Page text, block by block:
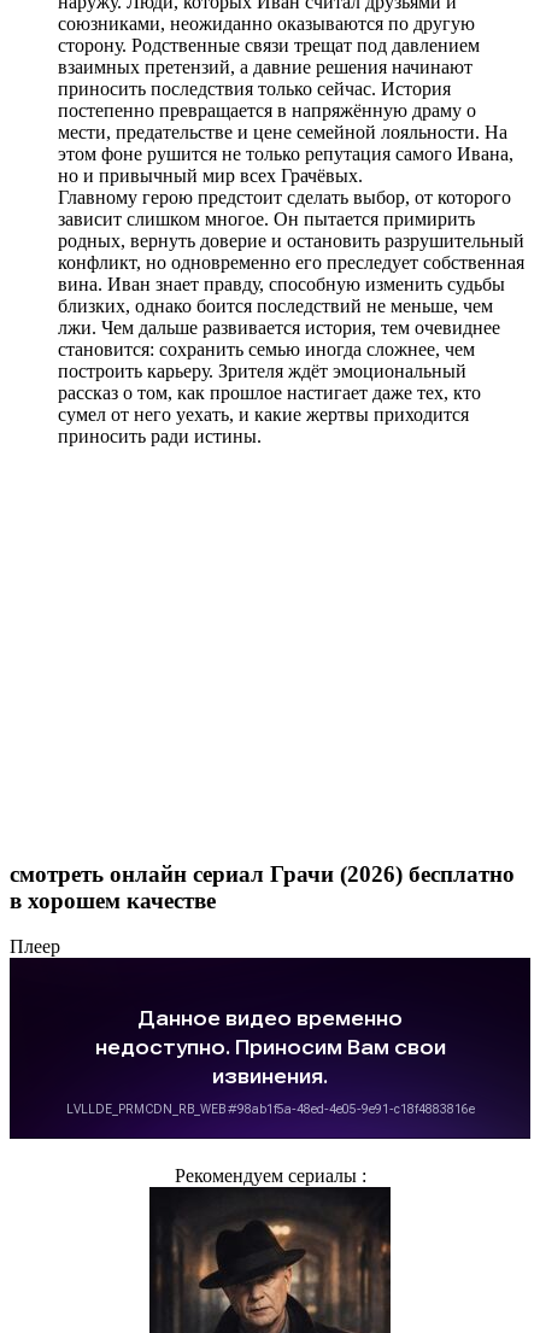
союзниками, неожиданно оказываются по другую
сторону. Родственные связи трещат под давлением
взаимных претензий, а давние решения начинают
приносить последствия только сейчас. История
постепенно превращается в напряжённую драму о
мести, предательстве и цене семейной лояльности. На
этом фоне рушится не только репутация самого Ивана,
но и привычный мир всех Грачёвых.
Главному герою предстоит сделать выбор, от которого
зависит слишком многое. Он пытается примирить
родных, вернуть доверие и остановить разрушительный
конфликт, но одновременно его преследует собственная
вина. Иван знает правду, способную изменить судьбы
близких, однако боится последствий не меньше, чем
лжи. Чем дальше развивается история, тем очевиднее
становится: сохранить семью иногда сложнее, чем
построить карьеру. Зрителя ждёт эмоциональный
рассказ о том, как прошлое настигает даже тех, кто
сумел от него уехать, и какие жертвы приходится
приносить ради истины.
смотреть онлайн сериал Грачи (2026) бесплатно
в хорошем качестве
Плеер
Рекомендуем сериалы :